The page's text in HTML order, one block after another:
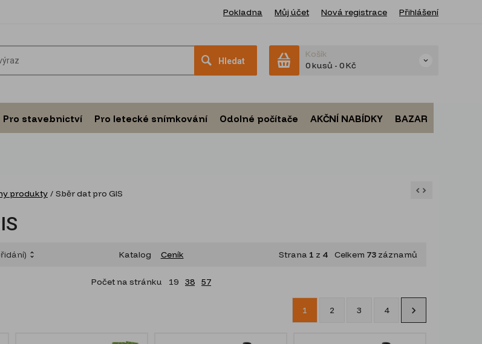
Pokladna Můj účet Nová registrace Přihlášení
Hledat
Košík
0 kusů - 0 Kč
Pro stavebnictví Pro letecké snímkování Odolné počítače AKČNÍ NABÍDKY BAZAR
produkty / Sběr dat pro GIS
Katalog Ceník Strana 1 z 4Celkem 73 záznamů
Počet na stránku 19 38 57
1 2 3 4